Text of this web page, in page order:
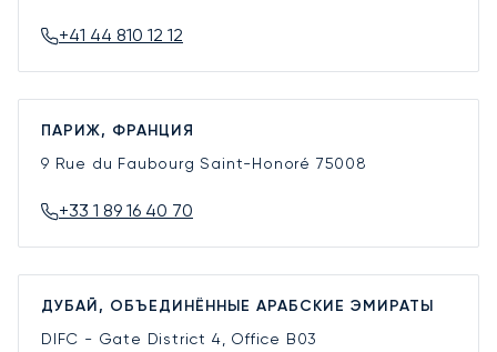
+41 44 810 12 12
ПАРИЖ, ФРАНЦИЯ
9 Rue du Faubourg Saint-Honoré 75008
+33 1 89 16 40 70
ДУБАЙ, ОБЪЕДИНЁННЫЕ АРАБСКИЕ ЭМИРАТЫ
DIFC - Gate District 4, Office B03